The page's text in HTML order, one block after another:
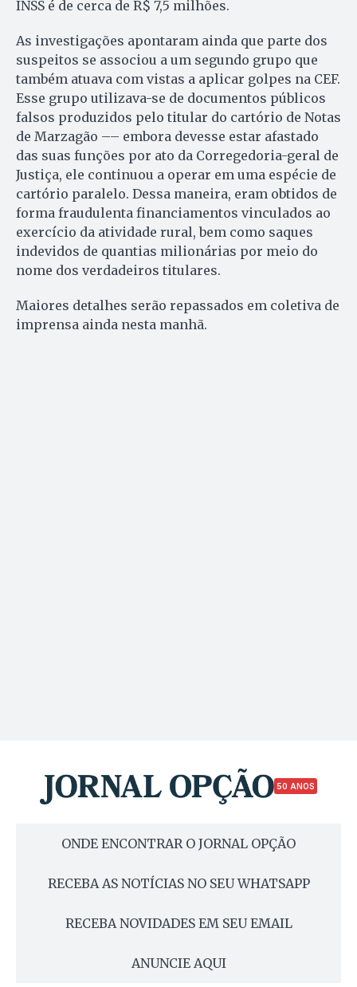
INSS é de cerca de R$ 7,5 milhões.
As investigações apontaram ainda que parte dos
suspeitos se associou a um segundo grupo que
também atuava com vistas a aplicar golpes na CEF.
Esse grupo utilizava-se de documentos públicos
falsos produzidos pelo titular do cartório de Notas
de Marzagão –– embora devesse estar afastado
das suas funções por ato da Corregedoria-geral de
Justiça, ele continuou a operar em uma espécie de
cartório paralelo. Dessa maneira, eram obtidos de
forma fraudulenta financiamentos vinculados ao
exercício da atividade rural, bem como saques
indevidos de quantias milionárias por meio do
nome dos verdadeiros titulares.
Maiores detalhes serão repassados em coletiva de
imprensa ainda nesta manhã.
50 ANOS
ONDE ENCONTRAR O JORNAL OPÇÃO
RECEBA AS NOTÍCIAS NO SEU WHATSAPP
RECEBA NOVIDADES EM SEU EMAIL
ANUNCIE AQUI